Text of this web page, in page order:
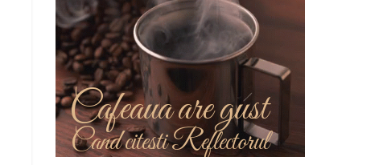
Cafeaua are gust
Cand citesti Reflectorul